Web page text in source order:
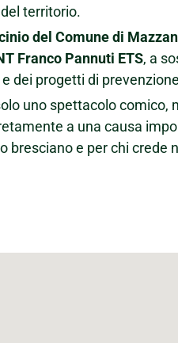
territorio.
del Comune di
Franco Pannuti ETS, a
dei progetti di
uno spettacolo
a una causa
bresciano e per chi crede